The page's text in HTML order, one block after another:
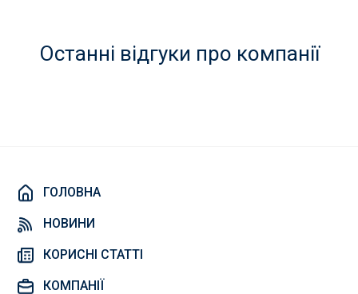
Останні відгуки про компанії
ГОЛОВНА
НОВИНИ
КОРИСНІ СТАТТІ
КОМПАНІЇ